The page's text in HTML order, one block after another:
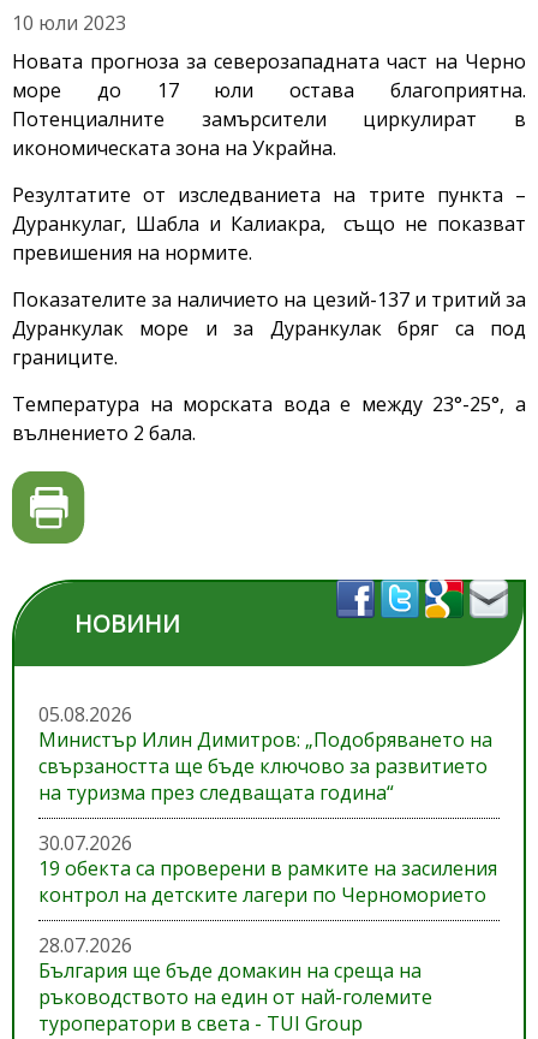
10 юли 2023
Новата прогноза за северозападната част на Черно
море до 17 юли остава благоприятна.
Потенциалните замърсители циркулират в
икономическата зона на Украйна.
Резултатите от изследваниета на трите пункта –
Дуранкулаг, Шабла и Калиакра, също не показват
превишения на нормите.
Показателите за наличието на цезий-137 и тритий за
Дуранкулак море и за Дуранкулак бряг са под
границите.
Температура на морската вода е между 23°-25°, а
вълнението 2 бала.
НОВИНИ
05.08.2026
Министър Илин Димитров: „Подобряването на
свързаността ще бъде ключово за развитието
на туризма през следващата година“
30.07.2026
19 обекта са проверени в рамките на засиления
контрол на детските лагери по Черноморието
28.07.2026
България ще бъде домакин на среща на
ръководството на един от най-големите
туроператори в света - TUI Group